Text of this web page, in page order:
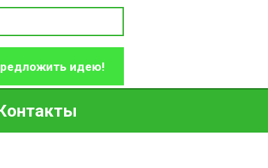
идею!